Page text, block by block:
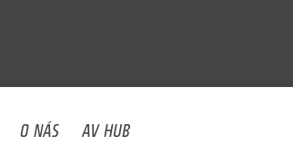
O NÁS AV HUB